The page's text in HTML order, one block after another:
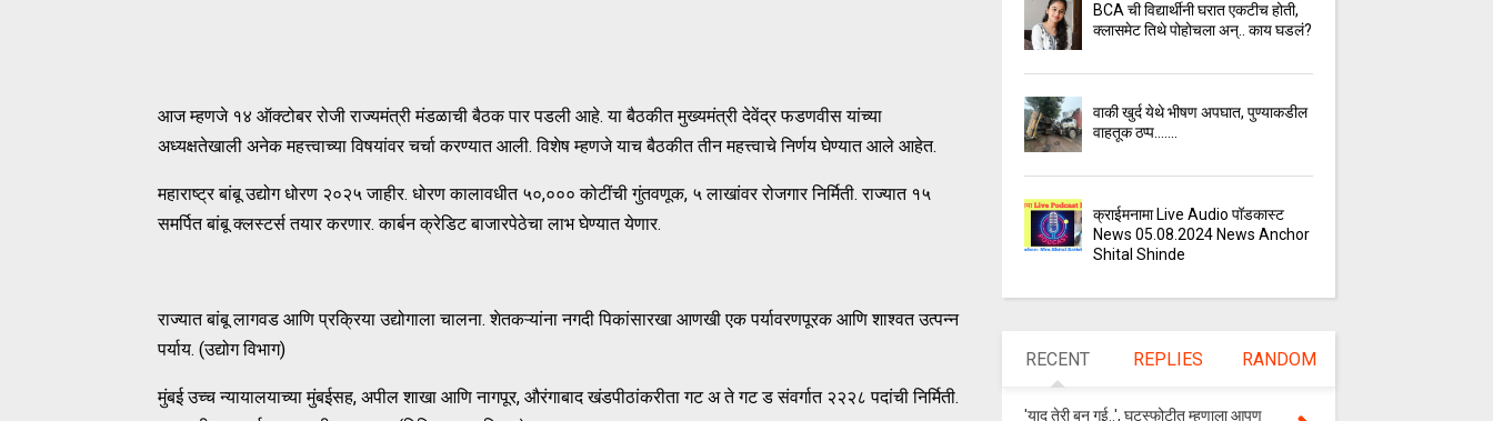
आज म्हणजे १४ ऑक्टोबर रोजी राज्यमंत्री मंडळाची बैठक पार पडली आहे. या बैठकीत मुख्यमंत्री देवेंद्र फडणवीस यांच्या
अध्यक्षतेखाली अनेक महत्त्वाच्या विषयांवर चर्चा करण्यात आली. विशेष म्हणजे याच बैठकीत तीन महत्त्वाचे निर्णय घेण्यात आले आहेत.
महाराष्ट्र बांबू उद्योग धोरण २०२५ जाहीर. धोरण कालावधीत ₹५०,००० कोटींची गुंतवणूक, ५ लाखांवर रोजगार निर्मिती. राज्यात १५
समर्पित बांबू क्लस्टर्स तयार करणार. कार्बन क्रेडिट बाजारपेठेचा लाभ घेण्यात येणार.
राज्यात बांबू लागवड आणि प्रक्रिया उद्योगाला चालना. शेतकऱ्यांना नगदी पिकांसारखा आणखी एक पर्यावरणपूरक आणि शाश्वत उत्पन्न
पर्याय. (उद्योग विभाग)
मुंबई उच्च न्यायालयाच्या मुंबईसह, अपील शाखा आणि नागपूर, औरंगाबाद खंडपीठांकरीता गट अ ते गट ड संवर्गात २२२८ पदांची निर्मिती.
BCA ची विद्यार्थीनी घरात एकटीच होती,
क्लासमेट तिथे पोहोचला अन्.. काय घडलं?
वाकी खुर्द येथे भीषण अपघात, पुण्याकडील
वाहतूक ठप्प.......
क्राईमनामा Live Audio पॉडकास्ट
News 05.08.2024 News Anchor
Shital Shinde
RECENT REPLIES RANDOM
'याद तेरी बन गई..', घटस्फोटीत म्हणाला आपण